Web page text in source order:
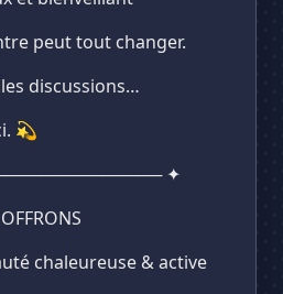
peut tout changer.
discussions…
💫
✦
chaleureuse & active